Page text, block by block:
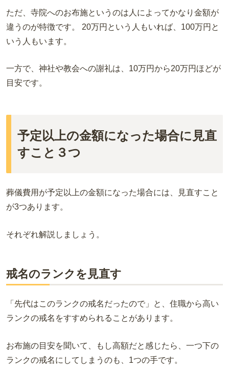
ただ、寺院へのお布施というのは人によってかなり金額が
違うのが特徴です。 20万円という人もいれば、100万円と
いう人もいます。
一方で、神社や教会への謝礼は、10万円から20万円ほどが
目安です。
予定以上の金額になった場合に見直
すこと３つ
葬儀費用が予定以上の金額になった場合には、見直すこと
が3つあります。
それぞれ解説しましょう。
戒名のランクを見直す
「先代はこのランクの戒名だったので」と、住職から高い
ランクの戒名をすすめられることがあります。
お布施の目安を聞いて、もし高額だと感じたら、一つ下の
ランクの戒名にしてしまうのも、1つの手です。